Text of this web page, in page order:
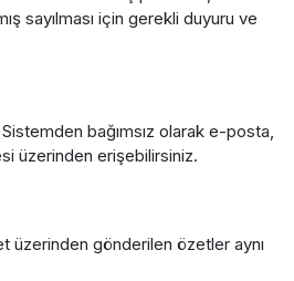
sayılması için gerekli duyuru ve
bağımsız olarak e-posta,
üzerinden erişebilirsiniz.
üzerinden gönderilen özetler aynı